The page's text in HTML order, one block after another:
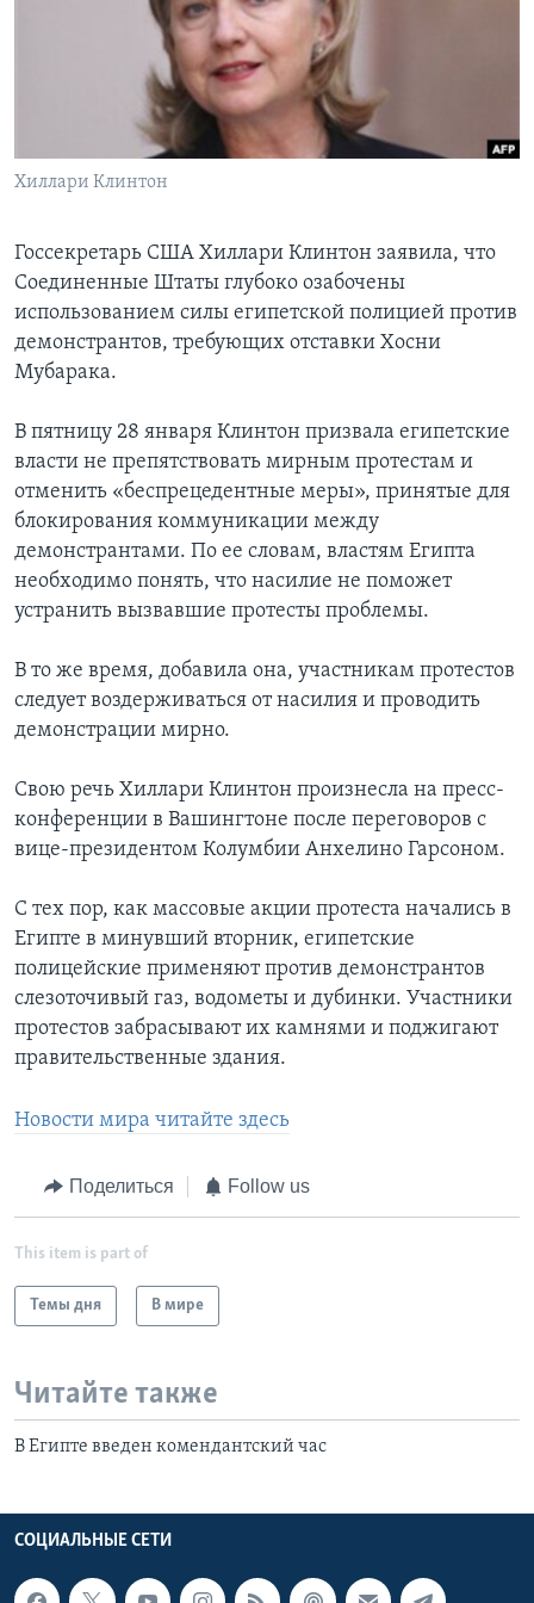
Learning English
СОЦИАЛЬНЫЕ СЕТИ
Хиллари Клинтон
Госсекретарь США Хиллари Клинтон заявила, что
Соединенные Штаты глубоко озабочены
использованием силы египетской полицией против
демонстрантов, требующих отставки Хосни
Мубарака.
В пятницу 28 января Клинтон призвала египетские
власти не препятствовать мирным протестам и
отменить «беспрецедентные меры», принятые для
блокирования коммуникации между
демонстрантами. По ее словам, властям Египта
необходимо понять, что насилие не поможет
устранить вызвавшие протесты проблемы.
В то же время, добавила она, участникам протестов
следует воздерживаться от насилия и проводить
демонстрации мирно.
Свою речь Хиллари Клинтон произнесла на пресс-
конференции в Вашингтоне после переговоров с
вице-президентом Колумбии Анхелино Гарсоном.
С тех пор, как массовые акции протеста начались в
Египте в минувший вторник, египетские
полицейские применяют против демонстрантов
слезоточивый газ, водометы и дубинки. Участники
протестов забрасывают их камнями и поджигают
правительственные здания.
Новости мира читайте здесь
Поделиться Follow us
This item is part of
Темы дня В мире
Читайте также
В Египте введен комендантский час
СОЦИАЛЬНЫЕ СЕТИ